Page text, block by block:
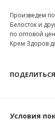
Произведем
Белосток и
по оптовой
Крем Здоров
Условия